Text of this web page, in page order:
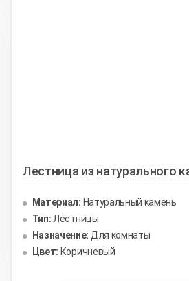
Лестница из натурального
Материал: Натуральный камень
Тип: Лестницы
Назначение: Для комнаты
Цвет: Коричневый